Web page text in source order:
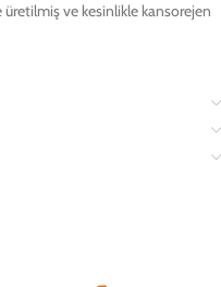
üretilmiş ve kesinlikle kansorejen